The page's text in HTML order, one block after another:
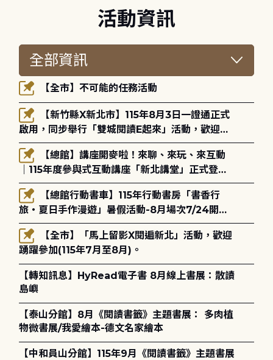
活動資訊
【全市】不可能的任務活動
啟用，同步舉行「雙城閱讀E起來」活動，歡迎踴
躍參加(115年8月3日至10月4日)。
｜115年度參與式互動講座「新北講堂」正式登
場！
旅・夏日手作漫遊」暑假活動-8月場次7/24開始
報名
踴躍參加(115年7月至8月)。
【轉知訊息】HyRead電子書 8月線上書展：散讀
島嶼
【泰山分館】8月《閱讀書籤》主題書展： 多肉植
物微書展/我愛繪本-德文名家繪本
【中和員山分館】115年9月《閱讀書籤》主題書展